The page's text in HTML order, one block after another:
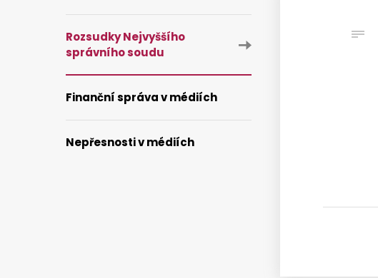
Rozsudky Nejvyššího
správního soudu
Finanční správa v médiích
Nepřesnosti v médiích